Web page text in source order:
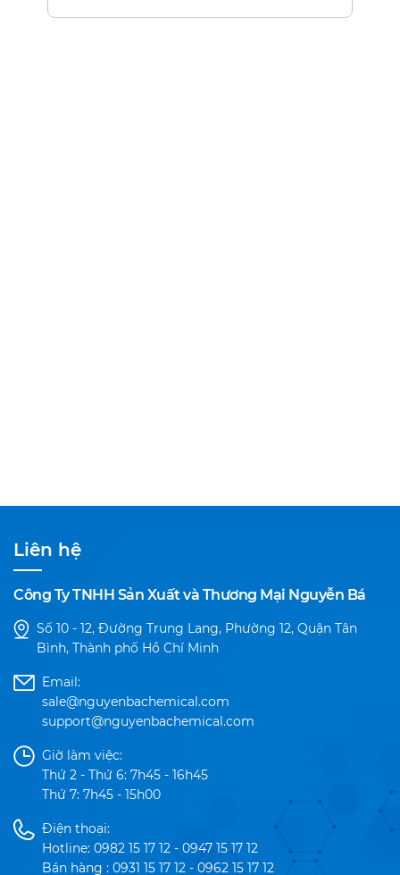
Liên hệ
Công Ty TNHH Sản Xuất và Thương Mại Nguyễn Bá
Số 10 - 12, Đường Trung Lang, Phường 12, Quận Tân
Bình, Thành phố Hồ Chí Minh
Email:
sale@nguyenbachemical.com
support@nguyenbachemical.com
Giờ làm việc:
Thứ 2 - Thứ 6: 7h45 - 16h45
Thứ 7: 7h45 - 15h00
Điện thoại:
Hotline: 0982 15 17 12 - 0947 15 17 12
Bán hàng : 0931 15 17 12 - 0962 15 17 12